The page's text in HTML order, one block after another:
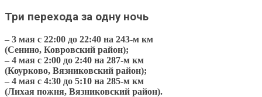
Три перехода за одну ночь
– 3 мая с 22:00 до 22:40 на 243-м км
(Сенино, Ковровский район);
– 4 мая с 2:00 до 2:40 на 287-м км
(Коурково, Вязниковский район);
– 4 мая с 4:30 до 5:10 на 285-м км
(Лихая пожня, Вязниковский район).